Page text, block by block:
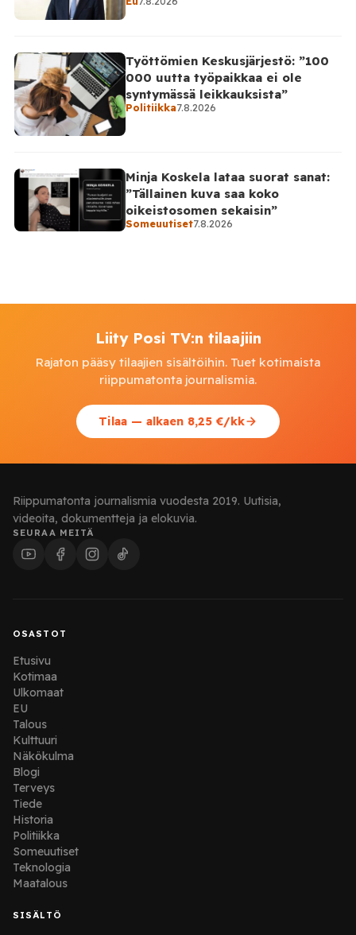
takinkääntö
Työttömien Keskusjärjestö: ”100
000 uutta työpaikkaa ei ole
syntymässä leikkauksista”
Politiikka7.8.2026
Minja Koskela lataa suorat sanat:
”Tällainen kuva saa koko
oikeistosomen sekaisin”
Someuutiset7.8.2026
Liity Posi TV:n tilaajiin
Rajaton pääsy tilaajien sisältöihin. Tuet kotimaista
riippumatonta journalismia.
Tilaa — alkaen 8,25 €/kk
Riippumatonta journalismia vuodesta 2019. Uutisia,
videoita, dokumentteja ja elokuvia.
SEURAA MEITÄ
OSASTOT
Etusivu
Kotimaa
Ulkomaat
EU
Talous
Kulttuuri
Näkökulma
Blogi
Terveys
Tiede
Historia
Politiikka
Someuutiset
Teknologia
Maatalous
SISÄLTÖ